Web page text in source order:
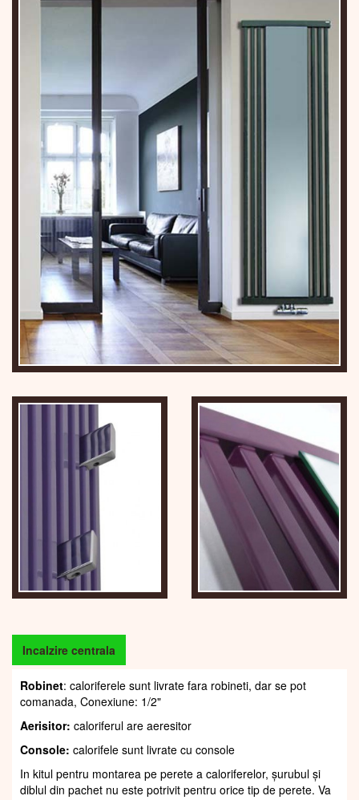
Incalzire centrala
Robinet: caloriferele sunt livrate fara robineti, dar se pot
comanada, Conexiune: 1/2"
Aerisitor: caloriferul are aeresitor
Console: calorifele sunt livrate cu console
In kitul pentru montarea pe perete a caloriferelor, șurubul și
diblul din pachet nu este potrivit pentru orice tip de perete. Va